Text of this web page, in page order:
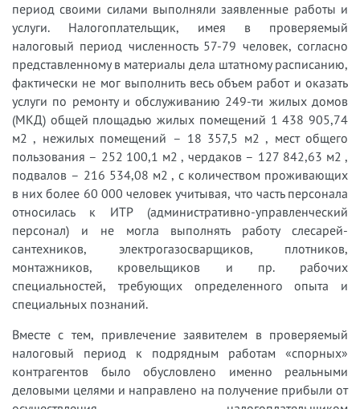
период своими силами выполняли заявленные работы и
услуги. Налогоплательщик, имея в проверяемый
налоговый период численность 57-79 человек, согласно
представленному в материалы дела штатному расписанию,
фактически не мог выполнить весь объем работ и оказать
услуги по ремонту и обслуживанию 249-ти жилых домов
(МКД) общей площадью жилых помещений 1 438 905,74
м2 , нежилых помещений – 18 357,5 м2 , мест общего
пользования – 252 100,1 м2 , чердаков – 127 842,63 м2 ,
подвалов – 216 534,08 м2 , с количеством проживающих
в них более 60 000 человек учитывая, что часть персонала
относилась к ИТР (административно-управленческий
персонал) и не могла выполнять работу слесарей-
сантехников, электрогазосварщиков, плотников,
монтажников, кровельщиков и пр. рабочих
специальностей, требующих определенного опыта и
специальных познаний.
Вместе с тем, привлечение заявителем в проверяемый
налоговый период к подрядным работам «спорных»
контрагентов было обусловлено именно реальными
деловыми целями и направлено на получение прибыли от